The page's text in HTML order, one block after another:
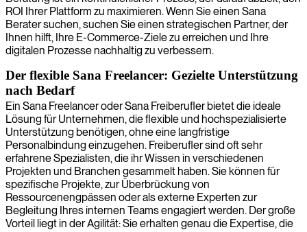
ROI Ihrer Plattform zu maximieren. Wenn Sie einen Sana
Berater suchen, suchen Sie einen strategischen Partner, der
Ihnen hilft, Ihre E-Commerce-Ziele zu erreichen und Ihre
digitalen Prozesse nachhaltig zu verbessern.
Der flexible Sana Freelancer: Gezielte Unterstützung
nach Bedarf
Ein Sana Freelancer oder Sana Freiberufler bietet die ideale
Lösung für Unternehmen, die flexible und hochspezialisierte
Unterstützung benötigen, ohne eine langfristige
Personalbindung einzugehen. Freiberufler sind oft sehr
erfahrene Spezialisten, die ihr Wissen in verschiedenen
Projekten und Branchen gesammelt haben. Sie können für
spezifische Projekte, zur Überbrückung von
Ressourcenengpässen oder als externe Experten zur
Begleitung Ihres internen Teams engagiert werden. Der große
Vorteil liegt in der Agilität: Sie erhalten genau die Expertise, die